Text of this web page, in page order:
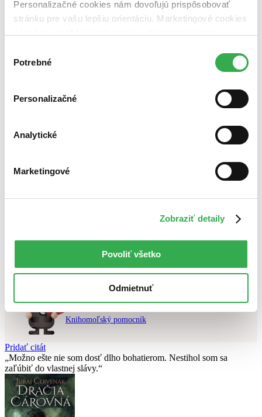
Personalizačné cookies nám dovoľujú prispôsobovať
stránku pre vašu lepšiu orientáciu. Marketingové cookies
nám pomohlo, keby sme mohli používať všetky tieto
súhlasu
Potrebné
Personalizačné
Analytické
Marketingové
Zobraziť detaily
Povoliť všetko
Odmietnuť
opotrebovaná
čítané verzie vypredaných kníh (0 titulov)čítané verzie
Bestsellery
Top hodnotené
Najlacnejšie
Skúste prosím zmeniť vyhľadávaný výraz.
Chcete poradiť knihu?
Knihomoľský pomocník
Pridať citát
Možno ešte nie som dosť dlho bohatierom. Nestihol som sa
zaľúbiť do vlastnej slávy.